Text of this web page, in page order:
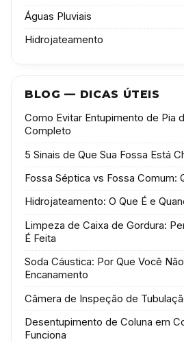
Águas Pluviais
Hidrojateamento
BLOG — DICAS ÚTEIS
Como Evitar Entupimento de Pia
Completo
5 Sinais de Que Sua Fossa Está
Fossa Séptica vs Fossa Comum:
Hidrojateamento: O Que É e
Limpeza de Caixa de Gordura:
É Feita
Soda Cáustica: Por Que Você
Encanamento
Câmera de Inspeção de
Desentupimento de Coluna em
Funciona